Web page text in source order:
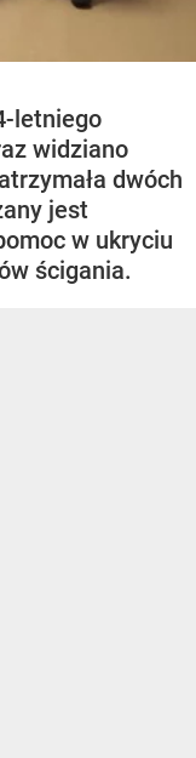
letniego
widziano
dwóch
jest
w ukryciu
ścigania.